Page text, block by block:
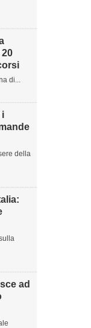
di...
i
della
ad